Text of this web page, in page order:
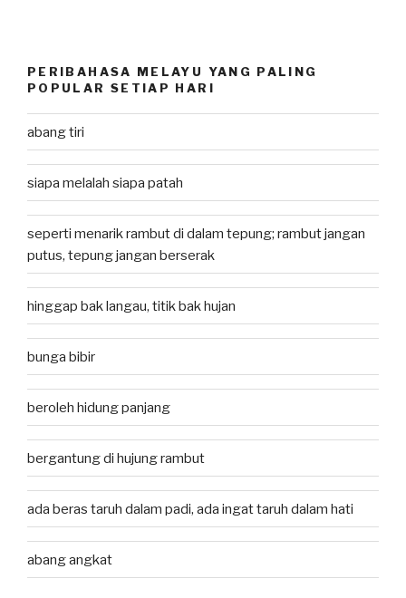
PERIBAHASA MELAYU YANG PALING
POPULAR SETIAP HARI
abang tiri
siapa melalah siapa patah
seperti menarik rambut di dalam tepung; rambut jangan
putus, tepung jangan berserak
hinggap bak langau, titik bak hujan
bunga bibir
beroleh hidung panjang
bergantung di hujung rambut
ada beras taruh dalam padi, ada ingat taruh dalam hati
abang angkat